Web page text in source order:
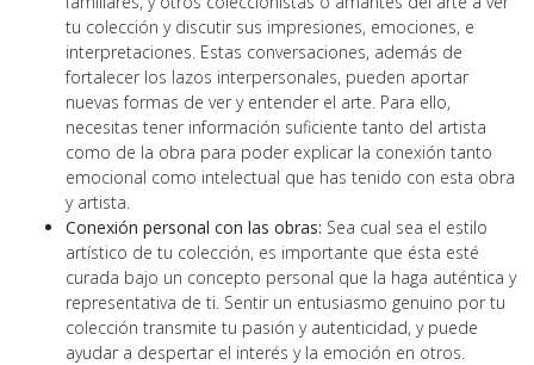
tu colección y discutir sus impresiones, emociones, e
interpretaciones. Estas conversaciones, además de
fortalecer los lazos interpersonales, pueden aportar
nuevas formas de ver y entender el arte. Para ello,
necesitas tener información suficiente tanto del artista
como de la obra para poder explicar la conexión tanto
emocional como intelectual que has tenido con esta obra
y artista.
Conexión personal con las obras: Sea cual sea el estilo
artístico de tu colección, es importante que ésta esté
curada bajo un concepto personal que la haga auténtica y
representativa de ti. Sentir un entusiasmo genuino por tu
colección transmite tu pasión y autenticidad, y puede
ayudar a despertar el interés y la emoción en otros.